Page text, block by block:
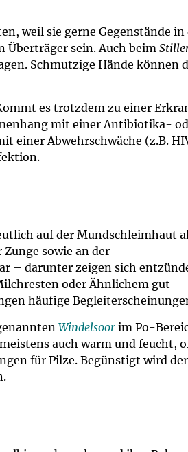
weil sie gerne Gegenstände in
Überträger sein. Auch beim
Schmutzige Hände können
es trotzdem zu einer
mit einer Antibiotika-
einer Abwehrschwäche (z.B.
auf der Mundschleimhaut
sowie an der
– darunter zeigen sich
oder Ähnlichem gut
häufige
Windelsoor im Po-
auch warm und feucht,
für Pilze. Begünstigt wird der